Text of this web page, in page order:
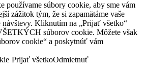
používame súbory cookie, aby sme vám
zážitok tým, že si zapamätáme vaše
návštevy. Kliknutím na „Prijať všetko“
súborov cookie. Môžete však
cookie“ a poskytnúť vám
Prijať všetkoOdmietnuť